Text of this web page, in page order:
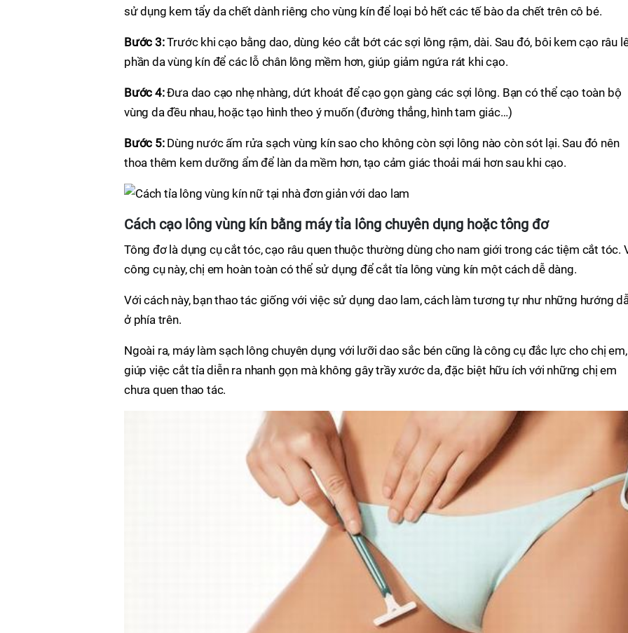
sử dụng kem tẩy da chết dành riêng cho vùng kín để loại bỏ hết các tế bào da chết trên cô bé.
Bước 3:Trước khi cạo bằng dao, dùng kéo cắt bớt các sợi lông rậm, dài. Sau đó, bôi kem cạo râu
phần da vùng kín để các lỗ chân lông mềm hơn, giúp giảm ngứa rát khi cạo.
Bước 4:Đưa dao cạo nhẹ nhàng, dứt khoát để cạo gọn gàng các sợi lông. Bạn có thể cạo toàn bộ
vùng da đều nhau, hoặc tạo hình theo ý muốn (đường thẳng, hình tam giác…)
Bước 5:Dùng nước ấm rửa sạch vùng kín sao cho không còn sợi lông nào còn sót lại. Sau đó nên
thoa thêm kem dưỡng ẩm để làn da mềm hơn, tạo cảm giác thoải mái hơn sau khi cạo.
Cách cạo lông vùng kín bằng máy tỉa lông chuyên dụng hoặc tông đơ
Tông đơ là dụng cụ cắt tóc, cạo râu quen thuộc thường dùng cho nam giới trong các tiệm cắt tóc.
công cụ này, chị em hoàn toàn có thể sử dụng để cắt tỉa lông vùng kín một cách dễ dàng.
Với cách này, bạn thao tác giống với việc sử dụng dao lam, cách làm tương tự như những hướng
ở phía trên.
Ngoài ra, máy làm sạch lông chuyên dụng với lưỡi dao sắc bén cũng là công cụ đắc lực cho chị em,
giúp việc cắt tỉa diễn ra nhanh gọn mà không gây trầy xước da, đặc biệt hữu ích với những chị em
chưa quen thao tác.